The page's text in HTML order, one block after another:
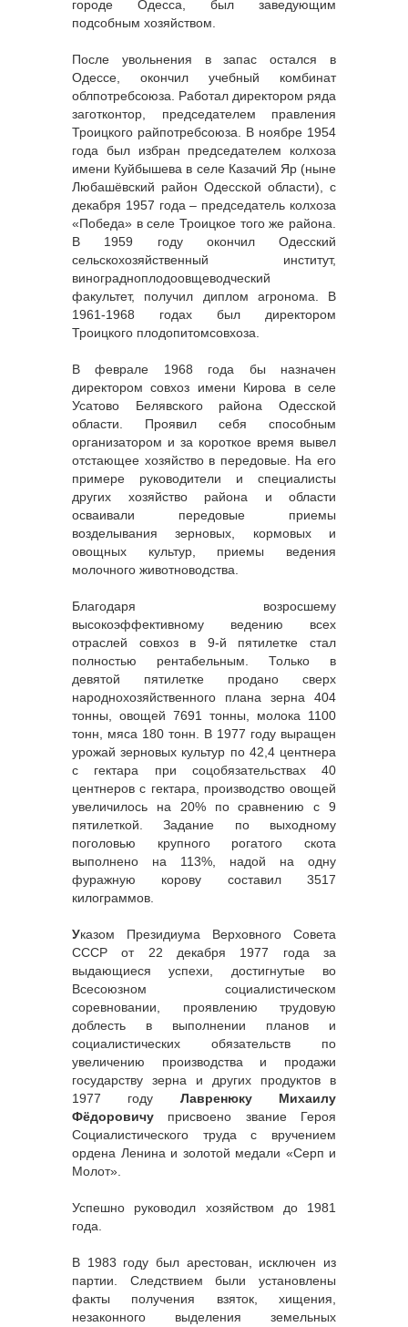
городе Одесса, был заведующим
подсобным хозяйством.
После увольнения в запас остался в
Одессе, окончил учебный комбинат
облпотребсоюза. Работал директором ряда
заготконтор, председателем правления
Троицкого райпотребсоюза. В ноябре 1954
года был избран председателем колхоза
имени Куйбышева в селе Казачий Яр (ныне
Любашёвский район Одесской области), с
декабря 1957 года – председатель колхоза
«Победа» в селе Троицкое того же района.
В 1959 году окончил Одесский
сельскохозяйственный институт,
виноградноплодоовщеводческий
факультет, получил диплом агронома. В
1961-1968 годах был директором
Троицкого плодопитомсовхоза.
В феврале 1968 года бы назначен
директором совхоз имени Кирова в селе
Усатово Белявского района Одесской
области. Проявил себя способным
организатором и за короткое время вывел
отстающее хозяйство в передовые. На его
примере руководители и специалисты
других хозяйство района и области
осваивали передовые приемы
возделывания зерновых, кормовых и
овощных культур, приемы ведения
молочного животноводства.
Благодаря возросшему
высокоэффективному ведению всех
отраслей совхоз в 9-й пятилетке стал
полностью рентабельным. Только в
девятой пятилетке продано сверх
народнохозяйственного плана зерна 404
тонны, овощей 7691 тонны, молока 1100
тонн, мяса 180 тонн. В 1977 году выращен
урожай зерновых культур по 42,4 центнера
с гектара при соцобязательствах 40
центнеров с гектара, производство овощей
увеличилось на 20% по сравнению с 9
пятилеткой. Задание по выходному
поголовью крупного рогатого скота
выполнено на 113%, надой на одну
фуражную корову составил 3517
килограммов.
Указом Президиума Верховного Совета
СССР от 22 декабря 1977 года за
выдающиеся успехи, достигнутые во
Всесоюзном социалистическом
соревновании, проявлению трудовую
доблесть в выполнении планов и
социалистических обязательств по
увеличению производства и продажи
государству зерна и других продуктов в
1977 году Лавренюку Михаилу
Фёдоровичу присвоено звание Героя
Социалистического труда с вручением
ордена Ленина и золотой медали «Серп и
Молот».
Успешно руководил хозяйством до 1981
года.
В 1983 году был арестован, исключен из
партии. Следствием были установлены
факты получения взяток, хищения,
незаконного выделения земельных